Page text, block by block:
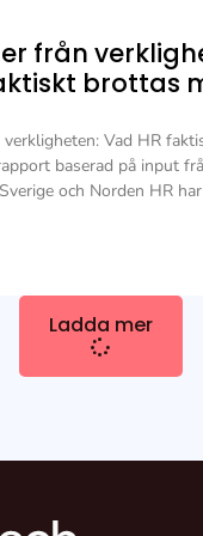
från
brottas
Vad HR
baserad på input
och Norden HR
Ladda mer